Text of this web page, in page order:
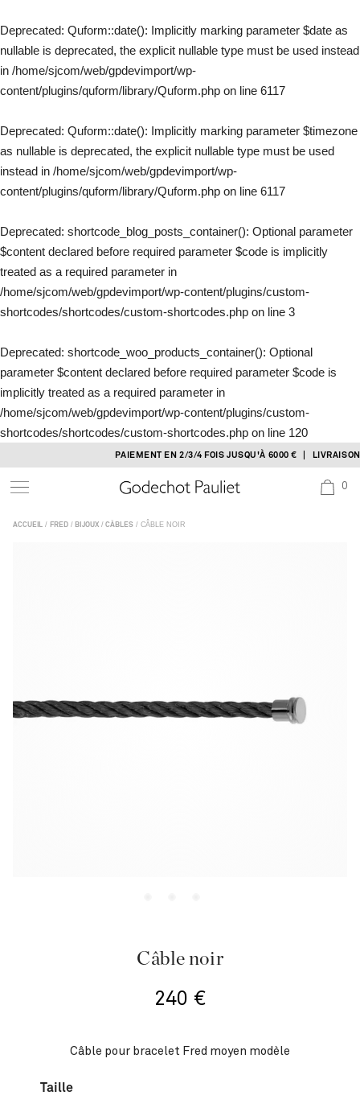
Deprecated: Quform::date(): Implicitly marking parameter $date as
nullable is deprecated, the explicit nullable type must be used instead
in /home/sjcom/web/gpdevimport/wp-
content/plugins/quform/library/Quform.php on line 6117
Deprecated: Quform::date(): Implicitly marking parameter $timezone
as nullable is deprecated, the explicit nullable type must be used
instead in /home/sjcom/web/gpdevimport/wp-
content/plugins/quform/library/Quform.php on line 6117
Deprecated: shortcode_blog_posts_container(): Optional parameter
$content declared before required parameter $code is implicitly
treated as a required parameter in
/home/sjcom/web/gpdevimport/wp-content/plugins/custom-
shortcodes/shortcodes/custom-shortcodes.php on line 3
Deprecated: shortcode_woo_products_container(): Optional
parameter $content declared before required parameter $code is
implicitly treated as a required parameter in
/home/sjcom/web/gpdevimport/wp-content/plugins/custom-
shortcodes/shortcodes/custom-shortcodes.php on line 120
to
content
PAIEMENT EN 2/3/4 FOIS JUSQU'À 6000 € | LIVRAISON
0
ACCUEIL / FRED/ BIJOUX/CÂBLES/ CÂBLE NOIR
Câble noir
240 €
Câble pour bracelet Fred moyen modèle
Taille